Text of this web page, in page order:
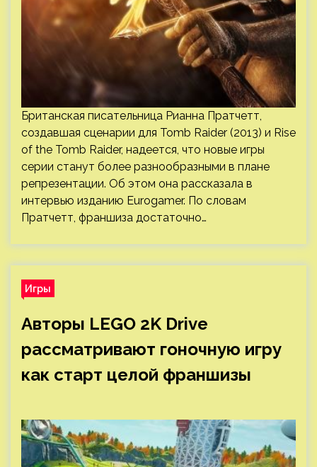
Британская писательница Рианна Пратчетт,
создавшая сценарии для Tomb Raider (2013) и Rise
of the Tomb Raider, надеется, что новые игры
серии станут более разнообразными в плане
репрезентации. Об этом она рассказала в
интервью изданию Eurogamer. По словам
Пратчетт, франшиза достаточно…
Игры
Авторы LEGO 2K Drive
рассматривают гоночную игру
как старт целой франшизы